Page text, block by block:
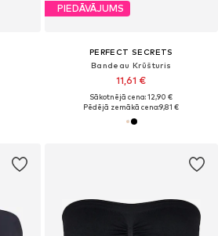
PIEDĀVĀJUMS
PERFECT SECRETS
Bandeau Krūšturis
11,61 €
Sākotnējā cena: 12,90 €
Pēdējā zemākā cena:9,81 €